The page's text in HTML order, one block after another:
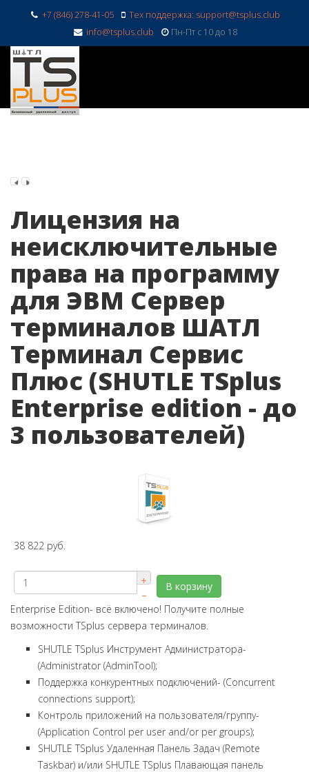
+7 (846) 278-41-05
Тех поддержка: support@tsplus.club
info@tsplus.club
Пн-Пт с 10 до 18
Лицензия на
неисключительные
права на программу
для ЭВМ Сервер
терминалов ШАТЛ
Терминал Сервис
Плюс (SHUTLE TSplus
Enterprise edition - до
3 пользователей)
38 822 руб.
+
–
В корзину
Enterprise Edition- всё включено! Получите полные
возможности TSplus сервера терминалов.
SHUTLE TSplus Инструмент Администратора-
(Administrator (AdminTool);
Поддержка конкурентных подключений- (Concurrent
connections support);
Контроль приложений на пользователя/группу-
(Application Control per user and/or per groups);
SHUTLE TSplus Удаленная Панель Задач (Remote
Taskbar) и/или SHUTLE TSplus Плавающая панель